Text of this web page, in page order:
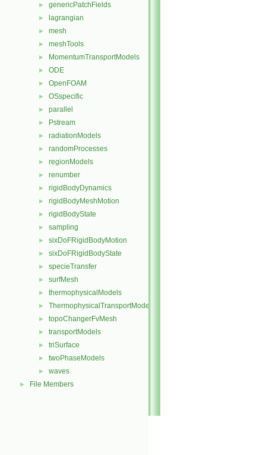
► genericPatchFields
► lagrangian
► mesh
► meshTools
► MomentumTransportModels
► ODE
► OpenFOAM
► OSspecific
► parallel
► Pstream
► radiationModels
► randomProcesses
► regionModels
► renumber
► rigidBodyDynamics
► rigidBodyMeshMotion
► rigidBodyState
► sampling
► sixDoFRigidBodyMotion
► sixDoFRigidBodyState
► specieTransfer
► surfMesh
► thermophysicalModels
► ThermophysicalTransportModels
► topoChangerFvMesh
► transportModels
► triSurface
► twoPhaseModels
► waves
► File Members